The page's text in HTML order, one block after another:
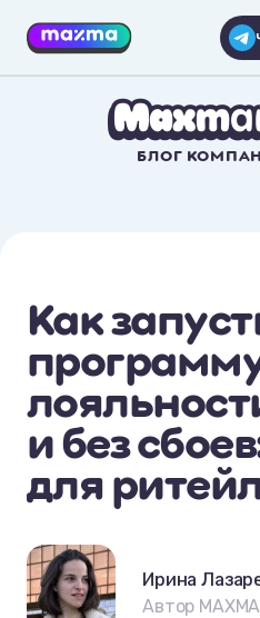
БЛОГ
Как
и без
для
Ирина
Автор MAXMA